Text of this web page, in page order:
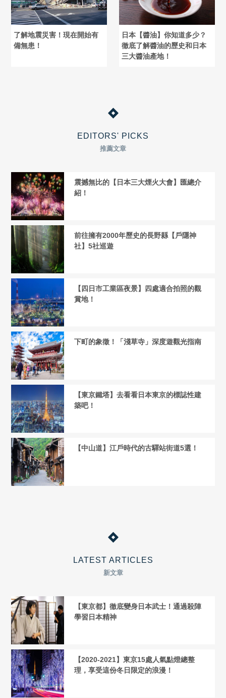
了解地震災害！現在開始有
備無患！
日本【醬油】你知道多少？
徹底了解醬油的歷史和日本
三大醬油產地！
EDITORS' PICKS
推薦文章
震撼無比的【日本三大煙火大會】匯總介
紹！
前往擁有2000年歷史的長野縣【戶隱神
社】5社巡遊
【四日市工業區夜景】四處適合拍照的觀
賞地！
下町的象徵！「淺草寺」深度遊觀光指南
【東京鐵塔】去看看日本東京的標誌性建
築吧！
【中山道】江戶時代的古驛站街道5選！
LATEST ARTICLES
新文章
【東京都】徹底變身日本武士！通過殺陣
學習日本精神
【2020-2021】東京15處人氣點燈總整
理，享受這份冬日限定的浪漫！